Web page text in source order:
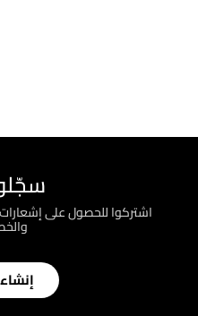
اشتركوا للحصول على